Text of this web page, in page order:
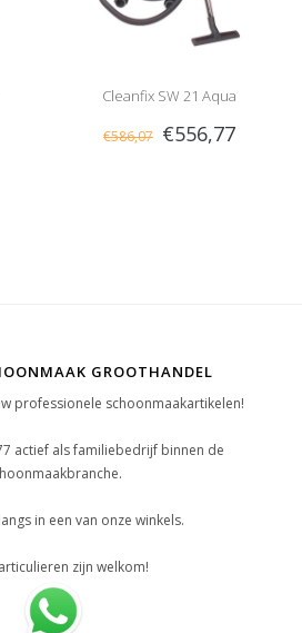
Cleanfix SW 21 Aqua
€586,07 €556,77
GROOTHANDEL
professionele schoonmaakartikelen!
actief als familiebedrijf binnen de
in een van onze winkels.
zijn welkom!